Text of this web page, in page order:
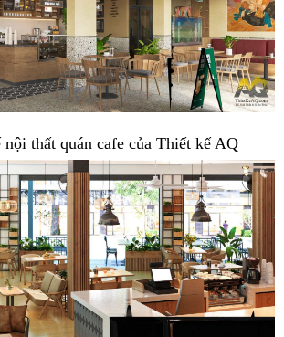
thất quán cafe của Thiết kế AQ